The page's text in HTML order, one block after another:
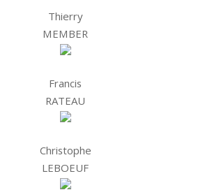
Thierry
MEMBER
Francis
RATEAU
Christophe
LEBOEUF